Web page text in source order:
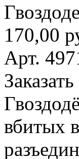
170,00
Арт.
Заказать
вбитых